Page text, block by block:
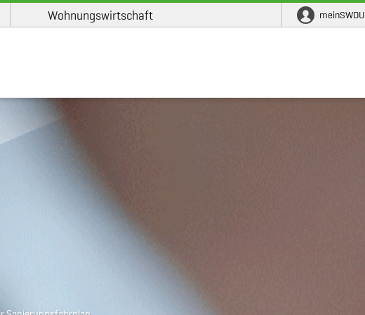
Wohnungswirtschaft meinSWDU